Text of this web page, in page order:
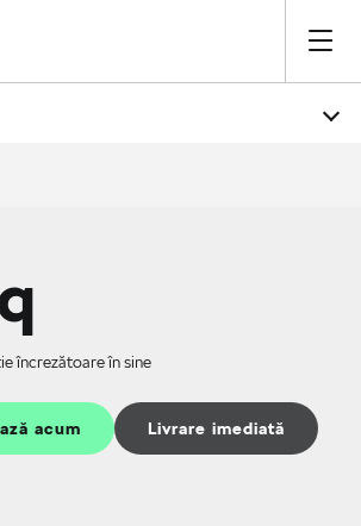
încrezătoare în sine
acum Livrare imediată